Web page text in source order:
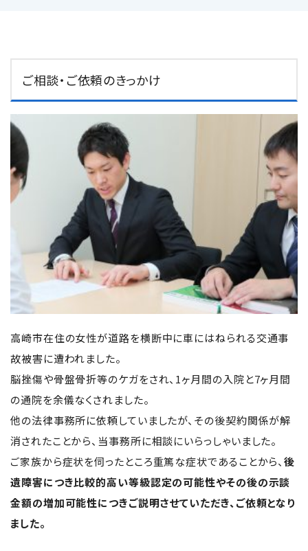
ご相談・ご依頼のきっかけ
高崎市在住の女性が道路を横断中に車にはねられる交通事
故被害に遭われました。
脳挫傷や骨盤骨折等のケガをされ、1ヶ月間の入院と7ヶ月間
の通院を余儀なくされました。
他の法律事務所に依頼していましたが、その後契約関係が解
消されたことから、当事務所に相談にいらっしゃいました。
ご家族から症状を伺ったところ重篤な症状であることから、後
遺障害につき比較的高い等級認定の可能性やその後の示談
金額の増加可能性につきご説明させていただき、ご依頼となり
ました。